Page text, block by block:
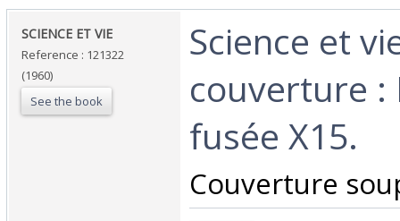
‎SCIENCE ET VIE ‎
Reference : 121322
(1960)
See the book
‎Science et
couverture :
fusée X15.‎
‎Couverture